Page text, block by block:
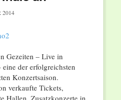
2014
Gezeiten – Live in
der erfolgreichsten
Konzertsaison.
verkaufte Tickets,